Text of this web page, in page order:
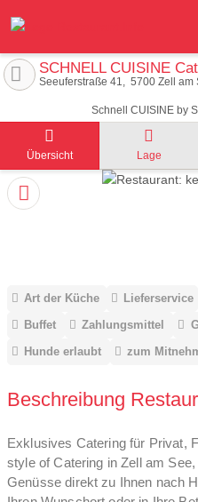
SCHNELL CUISINE
Seeuferstraße 41 5700 Zell am
Schnell CUISINE by
Übersicht Lage
Art der Küche Lieferservice
Buffet
Zahlungsmittel
Hunde erlaubt
zum
Beschreibung
Exklusives Catering für Privat,
style of Catering in Zell am
Genüsse direkt zu Ihnen nach